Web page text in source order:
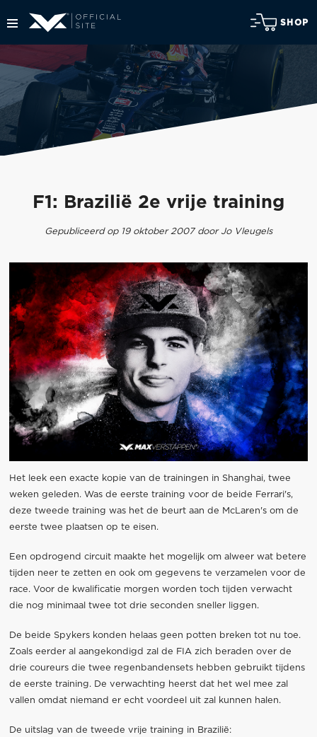
SHOP
F1: Brazilië 2e vrije training
Gepubliceerd op 19 oktober 2007 door Jo Vleugels
Het leek een exacte kopie van de trainingen in Shanghai, twee
weken geleden. Was de eerste training voor de beide Ferrari's,
deze tweede training was het de beurt aan de McLaren's om de
eerste twee plaatsen op te eisen.
Een opdrogend circuit maakte het mogelijk om alweer wat betere
tijden neer te zetten en ook om gegevens te verzamelen voor de
race. Voor de kwalificatie morgen worden toch tijden verwacht
die nog minimaal twee tot drie seconden sneller liggen.
De beide Spykers konden helaas geen potten breken tot nu toe.
Zoals eerder al aangekondigd zal de FIA zich beraden over de
drie coureurs die twee regenbandensets hebben gebruikt tijdens
de eerste training. De verwachting heerst dat het wel mee zal
vallen omdat niemand er echt voordeel uit zal kunnen halen.
De uitslag van de tweede vrije training in Brazilië: